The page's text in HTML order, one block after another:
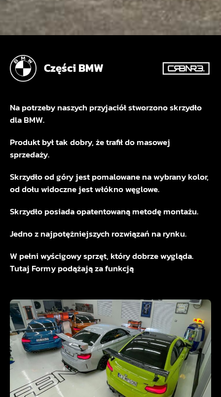
Części BMW
Na potrzeby naszych przyjaciół stworzono skrzydło
dla BMW.
Produkt był tak dobry, że trafił do masowej
sprzedaży.
Skrzydło od góry jest pomalowane na wybrany kolor,
od dołu widoczne jest włókno węglowe.
Skrzydło posiada opatentowaną metodę montażu.
Jedno z najpotężniejszych rozwiązań na rynku.
W pełni wyścigowy sprzęt, który dobrze wygląda.
Tutaj Formy podążają za funkcją